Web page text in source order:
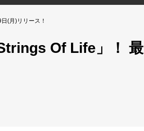
(月)リリース！
Of Life」！ 最